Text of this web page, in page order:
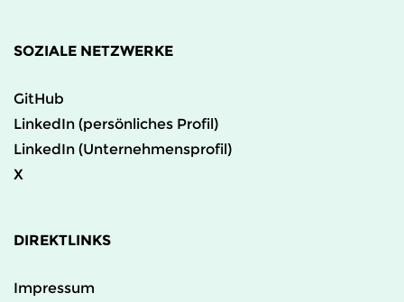
SOZIALE NETZWERKE
GitHub
LinkedIn (persönliches Profil)
LinkedIn (Unternehmensprofil)
X
DIREKTLINKS
Impressum